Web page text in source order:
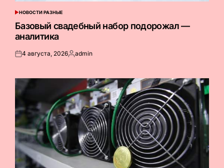
ОПУБЛИКОВАНО
В
НОВОСТИ РАЗНЫЕ
Базовый свадебный набор подорожал —
аналитика
Опубликовано
4 августа, 2026Запись
admin